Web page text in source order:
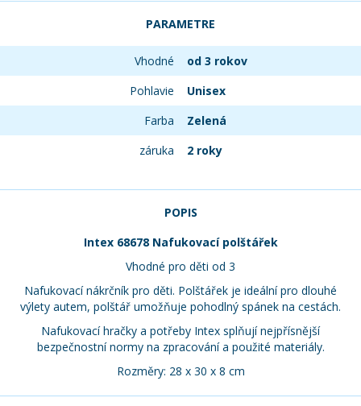
PARAMETRE
Vhodné
od 3 rokov
Pohlavie
Unisex
Farba
Zelená
záruka
2 roky
POPIS
Intex 68678 Nafukovací polštářek
Vhodné pro děti od 3
Nafukovací nákrčník pro děti. Polštářek je ideální pro dlouhé
výlety autem, polštář umožňuje pohodlný spánek na cestách.
Nafukovací hračky a potřeby Intex splňují nejpřísnější
bezpečnostní normy na zpracování a použité materiály.
Rozměry: 28 x 30 x 8 cm